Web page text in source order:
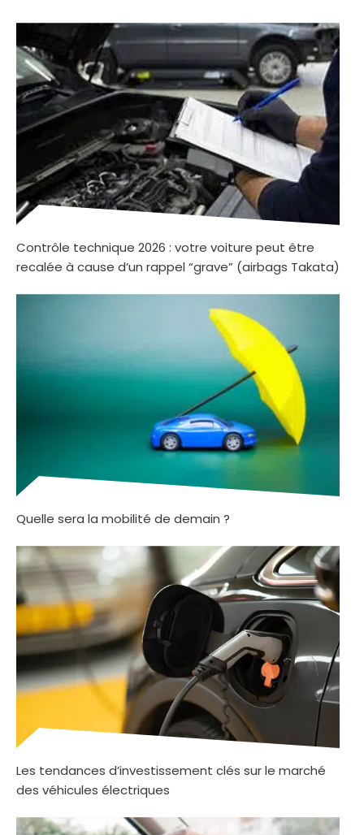
Contrôle technique 2026 : votre voiture peut être
recalée à cause d’un rappel “grave” (airbags Takata)
Quelle sera la mobilité de demain ?
Les tendances d’investissement clés sur le marché
des véhicules électriques